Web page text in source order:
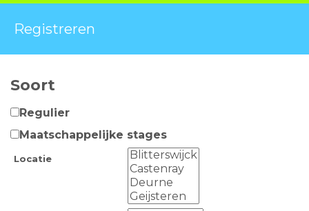
Projecten
Over Match
Ervaringsplek
Contact
Registreren
Soort
Regulier
Maatschappelijke stages
Locatie